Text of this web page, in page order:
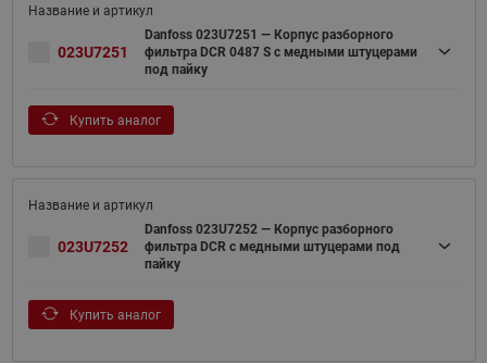
023U7251
Danfoss 023U7251 — Корпус разборного
фильтра DCR 0487 S с медными штуцерами
под пайку
Купить аналог
023U7252
Danfoss 023U7252 — Корпус разборного
фильтра DCR с медными штуцерами под
пайку
Купить аналог